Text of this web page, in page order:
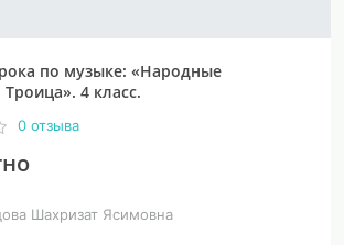
по музыке: «Народные
4 класс.
0 отзыва
Шахризат Ясимовна